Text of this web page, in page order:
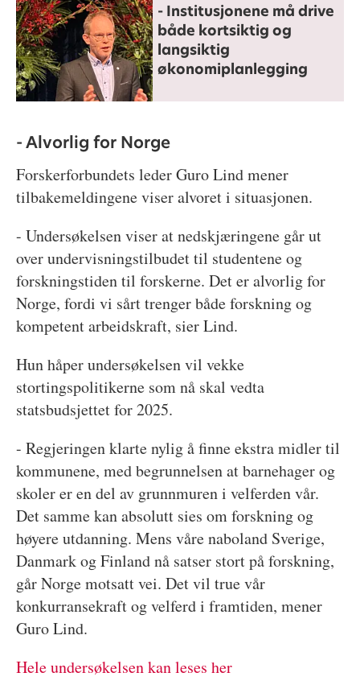
- Institusjonene må drive
både kortsiktig og
langsiktig
økonomiplanlegging
- Alvorlig for Norge
Forskerforbundets leder Guro Lind mener
tilbakemeldingene viser alvoret i situasjonen.
- Undersøkelsen viser at nedskjæringene går ut
over undervisningstilbudet til studentene og
forskningstiden til forskerne. Det er alvorlig for
Norge, fordi vi sårt trenger både forskning og
kompetent arbeidskraft, sier Lind.
Hun håper undersøkelsen vil vekke
stortingspolitikerne som nå skal vedta
statsbudsjettet for 2025.
- Regjeringen klarte nylig å finne ekstra midler til
kommunene, med begrunnelsen at barnehager og
skoler er en del av grunnmuren i velferden vår.
Det samme kan absolutt sies om forskning og
høyere utdanning. Mens våre naboland Sverige,
Danmark og Finland nå satser stort på forskning,
går Norge motsatt vei. Det vil true vår
konkurransekraft og velferd i framtiden, mener
Guro Lind.
Hele undersøkelsen kan leses her